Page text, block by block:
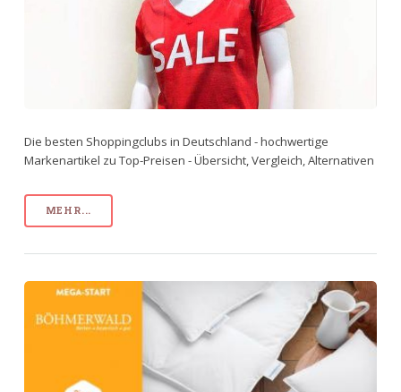
Die besten Shoppingclubs in Deutschland - hochwertige
Markenartikel zu Top-Preisen - Übersicht, Vergleich, Alternativen
MEHR...